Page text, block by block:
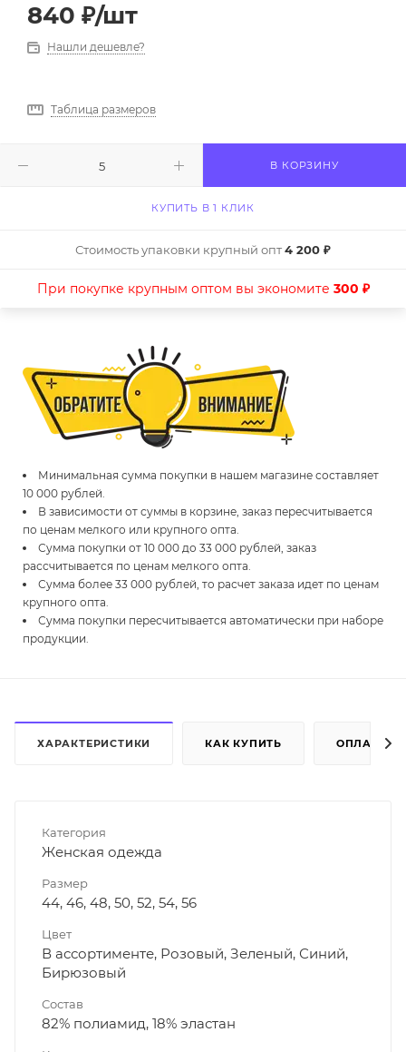
840 ₽/шт
Нашли дешевле?
Таблица размеров
В КОРЗИНУ
КУПИТЬ В 1 КЛИК
Стоимость упаковки крупный опт4 200 ₽
При покупке крупным оптом вы экономите 300 ₽
Минимальная сумма покупки в нашем магазине составляет
10 000 рублей.
В зависимости от суммы в корзине, заказ пересчитывается
по ценам мелкого или крупного опта.
Сумма покупки от 10 000 до 33 000 рублей, заказ
рассчитывается по ценам мелкого опта.
Сумма более 33 000 рублей, то расчет заказа идет по ценам
крупного опта.
Сумма покупки пересчитывается автоматически при наборе
продукции.
ХАРАКТЕРИСТИКИ КАК КУПИТЬ ОПЛАТА
Категория
Женская одежда
Размер
44, 46, 48, 50, 52, 54, 56
Цвет
В ассортименте, Розовый, Зеленый, Синий,
Бирюзовый
Состав
82% полиамид, 18% эластан